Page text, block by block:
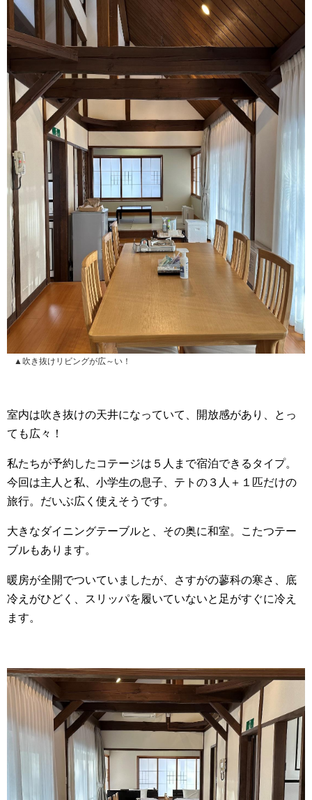
▲吹き抜けリビングが広～い！
室内は吹き抜けの天井になっていて、開放感があり、とっ
ても広々！
私たちが予約したコテージは５人まで宿泊できるタイプ。
今回は主人と私、小学生の息子、テトの３人＋１匹だけの
旅行。だいぶ広く使えそうです。
大きなダイニングテーブルと、その奥に和室。こたつテー
ブルもあります。
暖房が全開でついていましたが、さすがの蓼科の寒さ、底
冷えがひどく、スリッパを履いていないと足がすぐに冷え
ます。